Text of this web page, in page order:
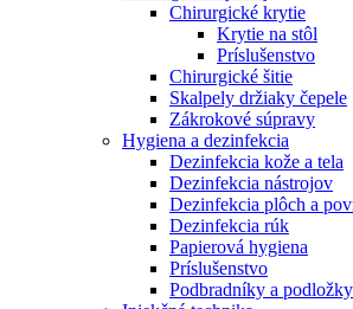
Chirurgické krytie
Krytie na stôl
Príslušenstvo
Chirurgické šitie
Skalpely držiaky čepele
Zákrokové súpravy
Hygiena a dezinfekcia
Dezinfekcia kože a tela
Dezinfekcia nástrojov
Dezinfekcia plôch a
Dezinfekcia rúk
Papierová hygiena
Príslušenstvo
Podbradníky a podložky